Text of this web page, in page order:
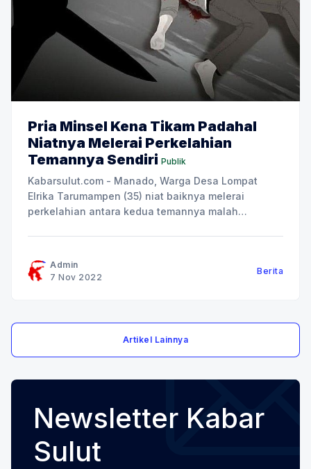
Pria Minsel Kena Tikam Padahal
Niatnya Melerai Perkelahian
Temannya Sendiri Publik
Kabarsulut.com - Manado, Warga Desa Lompat
Elrika Tarumampen (35) niat baiknya melerai
perkelahian antara kedua temannya malah
yang merupakan warga Desa Silian Kabupaten
Admin
7 Nov 2022
Berita
Artikel Lainnya
Newsletter Kabar
Sulut